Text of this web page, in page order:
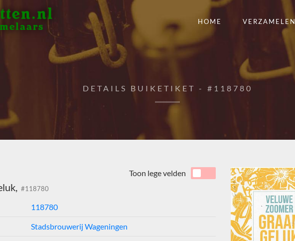
HOME VERZAMELEN
DETAILS BUIKETIKET - #118780
#118780
Toon lege velden
118780
Stadsbrouwerij Wageningen